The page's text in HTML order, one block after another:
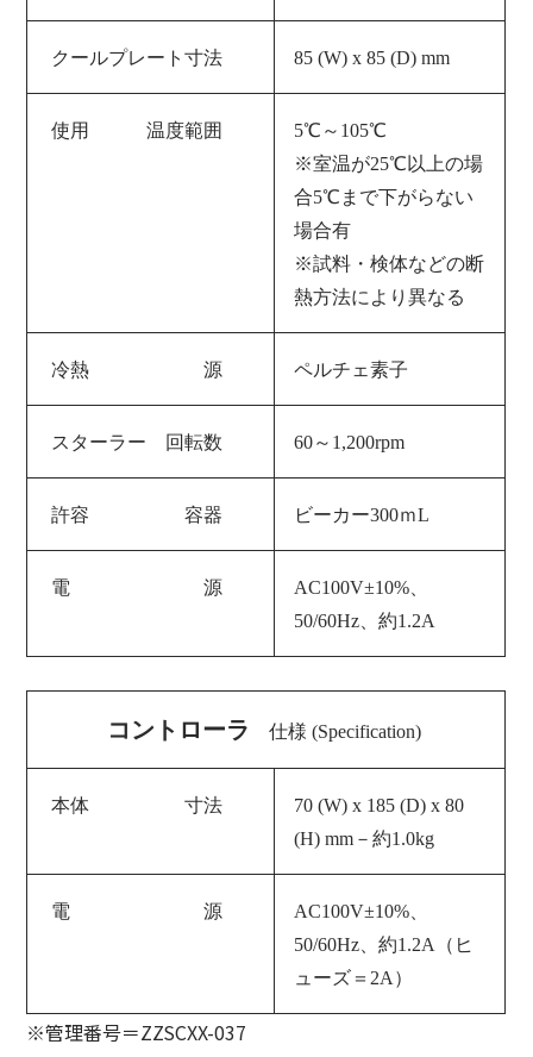
クールプレート寸法 85 (W) x 85 (D) mm
使用 温度範囲
5℃～105℃
※室温が25℃以上の場
合5℃まで下がらない
場合有
※試料・検体などの断
熱方法により異なる
冷熱 源 ペルチェ素子
スターラー 回転数 60～1,200rpm
許容 容器 ビーカー300ｍL
電 源
AC100V±10%、
50/60Hz 、約1.2A
コントローラ 仕様 (Specification)
本体 寸法
70 (W) x 185 (D) x 80
(H) mm －約1.0kg
電 源
AC100V±10%、
50/60Hz 、約1.2A（ヒ
ューズ＝2A）
※管理番号＝ZZSCXX-037